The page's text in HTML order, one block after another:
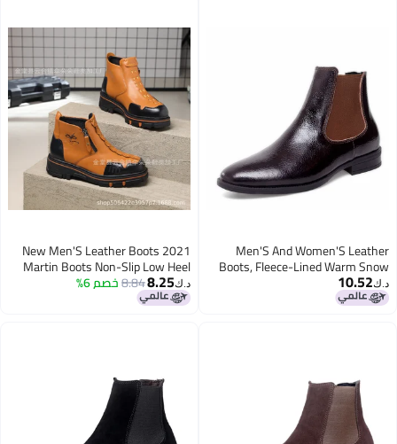
Men'S And Women'S Leather
Boots, Fleece-Lined Warm Snow
Boots, Large Size Shiny High-Top
Martin Boots, Genuine Leather
د.ك‏10.52
2021 New Men'S Leather Boots
Martin Boots Non-Slip Low Heel
Men'S And Women'S Boots
د.ك‏8.25
8.84خصم 6%